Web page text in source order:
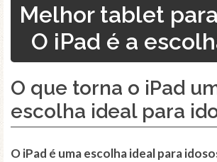
Melhor tablet
O iPad é a
O que torna o iPad
escolha ideal para
O iPad é uma escolha ideal para